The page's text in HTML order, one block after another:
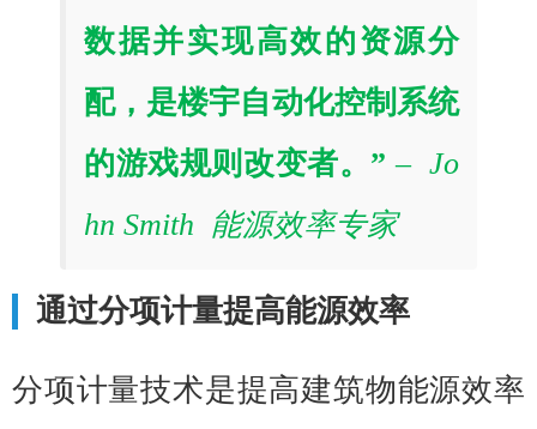
数据并实现高效的资源分
配，是楼宇自动化控制系统
的游戏规则改变者。” – Jo
hn Smith 能源效率专家
通过分项计量提高能源效率
分项计量技术是提高建筑物能源效率